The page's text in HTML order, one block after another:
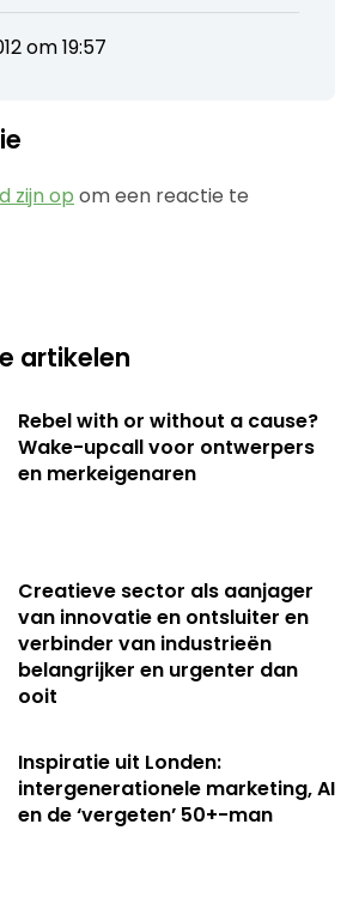
om 19:57
zijn op om een reactie te
artikelen
Rebel with or without a cause?
Wake-upcall voor ontwerpers
en merkeigenaren
Creatieve sector als aanjager
van innovatie en ontsluiter en
verbinder van industrieën
belangrijker en urgenter dan
ooit
Inspiratie uit Londen:
intergenerationele marketing, AI
en de ‘vergeten’ 50+-man